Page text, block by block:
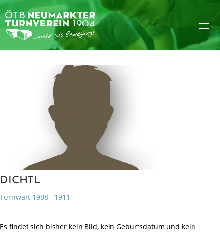
DICHTL
Turnwart 1908 - 1911
Es findet sich bisher kein Bild, kein Geburtsdatum und kein